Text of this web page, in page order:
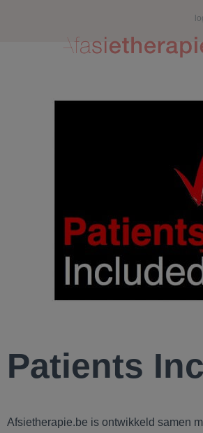
Patients
Afsietherapie.be is ontwikkeld samen